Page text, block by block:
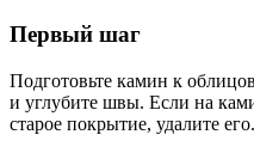
Первый шаг
Подготовьте камин к
и углубите швы. Если на
старое покрытие, удалите его.